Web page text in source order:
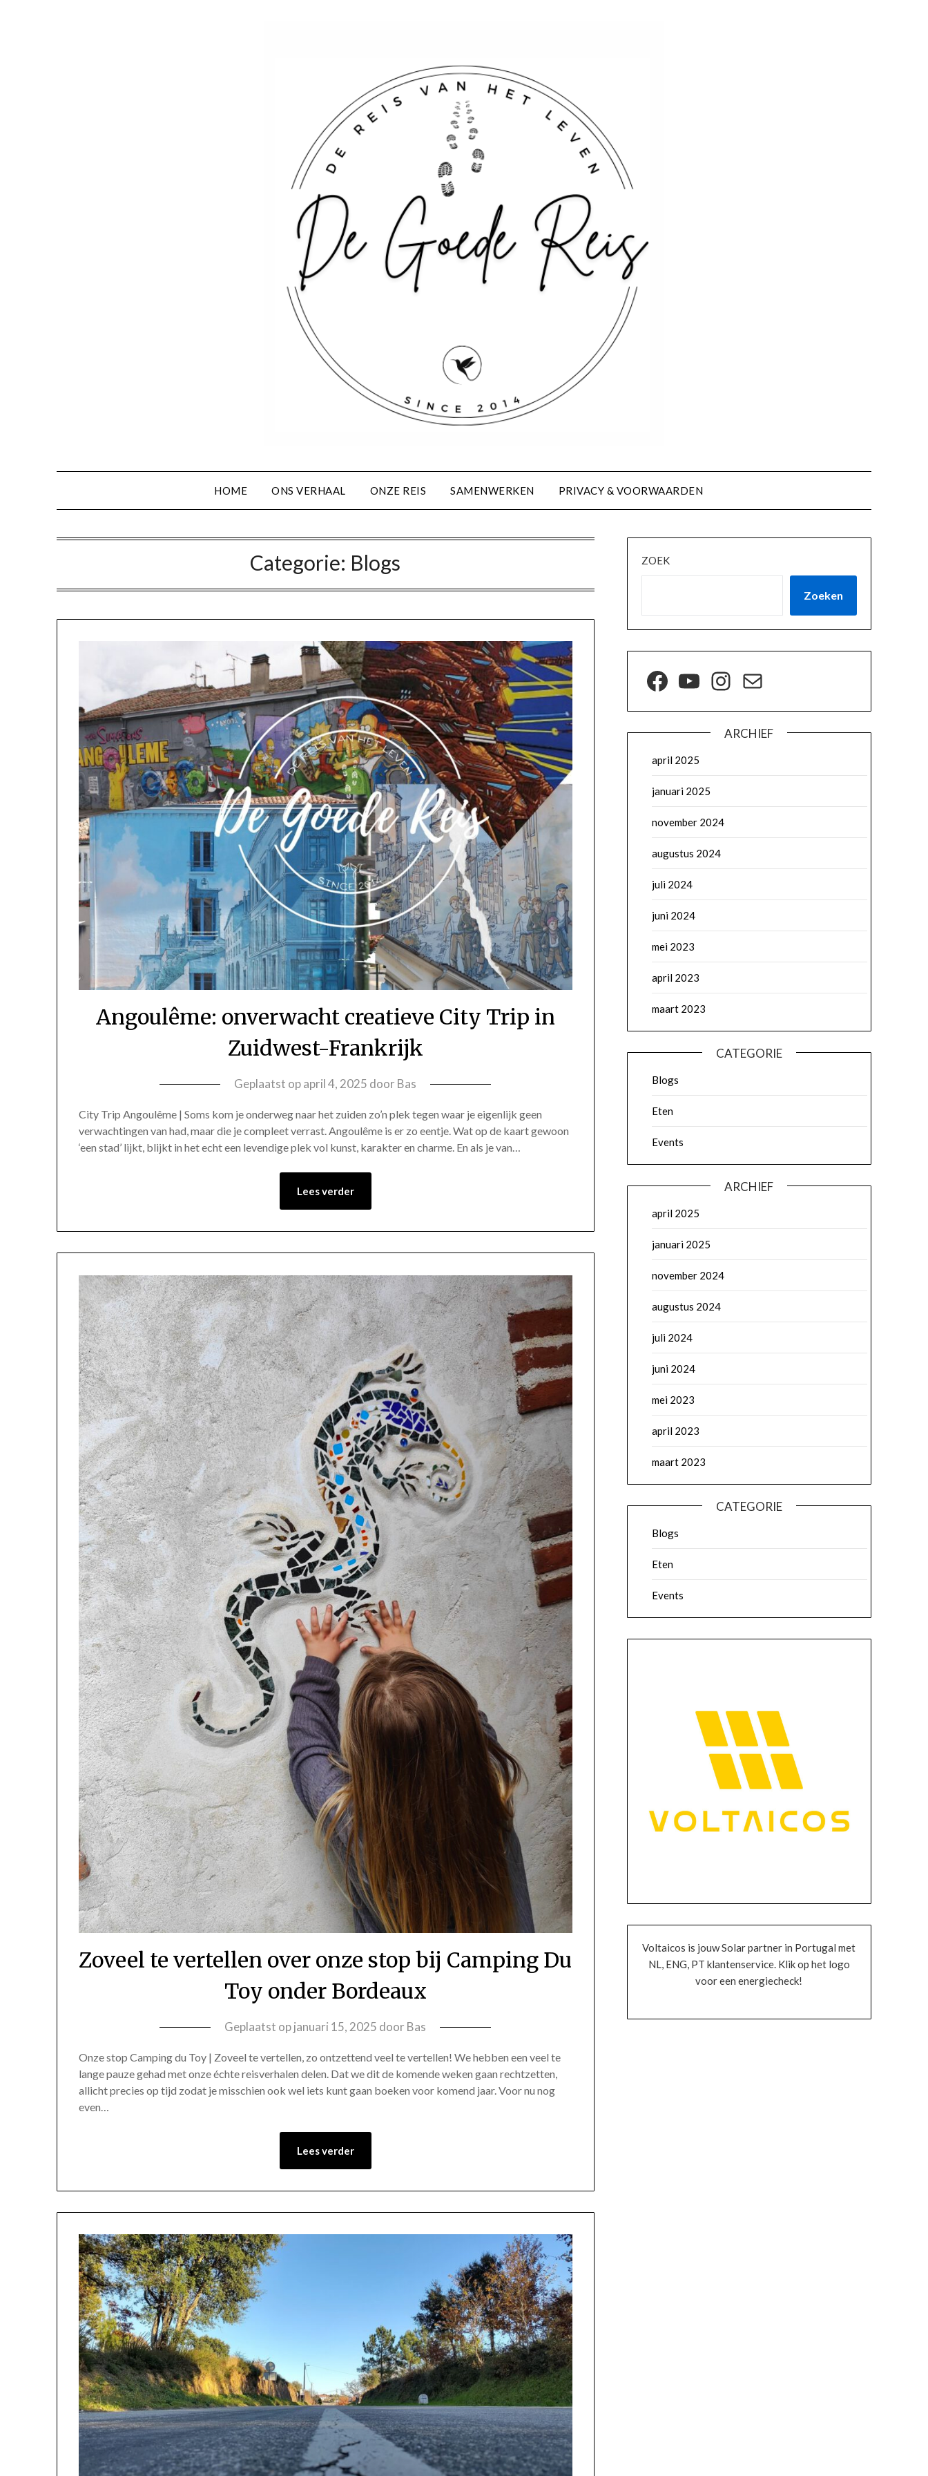
HOME ONS VERHAAL ONZE REIS SAMENWERKEN PRIVACY & VOORWAARDEN
Categorie: Blogs
Angoulême: onverwacht creatieve City Trip in
Zuidwest-Frankrijk
Geplaatst opapril 4, 2025 door Bas
City Trip Angoulême | Soms kom je onderweg naar het zuiden zo’n plek tegen waar je eigenlijk geen
verwachtingen van had, maar die je compleet verrast. Angoulême is er zo eentje. Wat op de kaart gewoon
‘een stad’ lijkt, blijkt in het echt een levendige plek vol kunst, karakter en charme. En als je van…
Lees verder
Zoveel te vertellen over onze stop bij Camping Du
Toy onder Bordeaux
Geplaatst opjanuari 15, 2025 door Bas
Onze stop Camping du Toy | Zoveel te vertellen, zo ontzettend veel te vertellen! We hebben een veel te
lange pauze gehad met onze échte reisverhalen delen. Dat we dit de komende weken gaan rechtzetten,
allicht precies op tijd zodat je misschien ook wel iets kunt gaan boeken voor komend jaar. Voor nu nog
even…
Lees verder
ZOEK
Zoeken
ARCHIEF
april 2025
januari 2025
november 2024
augustus 2024
juli 2024
juni 2024
mei 2023
april 2023
maart 2023
CATEGORIE
Blogs
Eten
Events
ARCHIEF
april 2025
januari 2025
november 2024
augustus 2024
juli 2024
juni 2024
mei 2023
april 2023
maart 2023
CATEGORIE
Blogs
Eten
Events
Voltaicos is jouw Solar partner in Portugal met
NL, ENG, PT klantenservice. Klik op het logo
voor een energiecheck!